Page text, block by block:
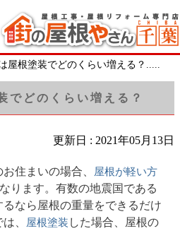
屋根塗装でどのくらい増える？.....
でどのくらい増える？
更新日 : 2021年05月13日
住まいの場合、
屋根が軽い方
なります。有数の地震国である
なら屋根の重量をできるだけ
、
屋根塗装 した場合、屋根の